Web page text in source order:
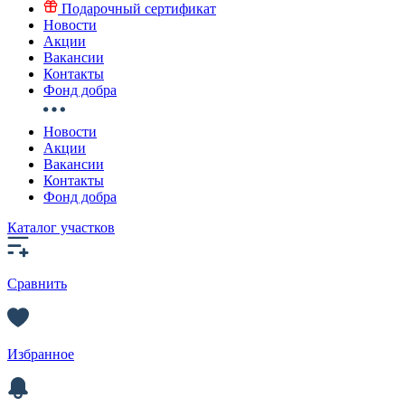
Подарочный сертификат
Новости
Акции
Вакансии
Контакты
Фонд добра
Новости
Акции
Вакансии
Контакты
Фонд добра
Каталог участков
Сравнить
Избранное